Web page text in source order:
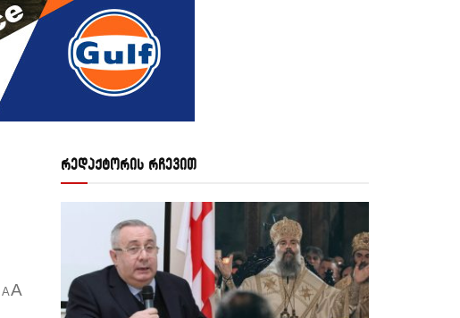
AA
რედაქტორის რჩევით